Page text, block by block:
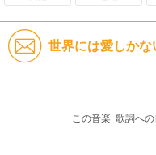
世界には愛しか
この音楽･歌詞へ